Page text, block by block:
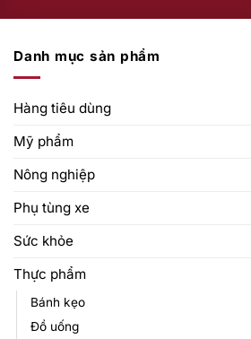
Danh mục sản phẩm
Hàng tiêu dùng
Mỹ phẩm
Nông nghiệp
Phụ tùng xe
Sức khỏe
Thực phẩm
Bánh kẹo
Đồ uống